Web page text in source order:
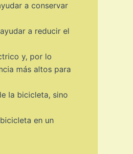
a conservar
a reducir el
y, por lo
más altos para
la bicicleta, sino
en un